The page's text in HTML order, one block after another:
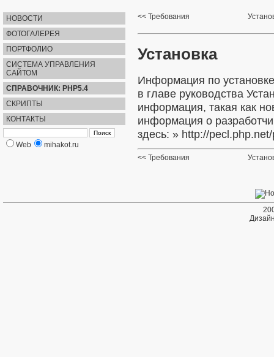
НОВОСТИ
ФОТОГАЛЕРЕЯ
ПОРТФОЛИО
СИСТЕМА УПРАВЛЕНИЯ
САЙТОМ
СПРАВОЧНИК: PHP5.4
СКРИПТЫ
КОНТАКТЫ
Web mihakot.ru
Требования
Установка
Информация по
в главе руководства
информация, такая как
информация о
здесь: » http://
Требования